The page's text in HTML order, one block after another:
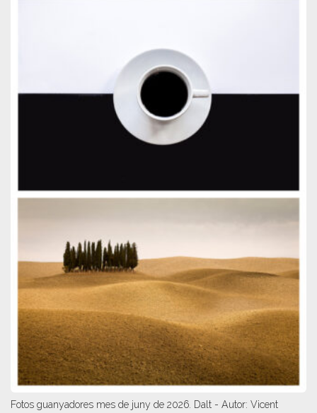
Fotos guanyadores mes de juny de 2026. Dalt - Autor: Vicent